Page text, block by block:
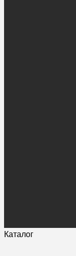
Каталог